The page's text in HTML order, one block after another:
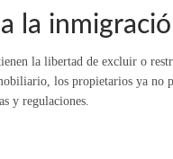
la
la libertad de excluir o
los propietarios ya no
y regulaciones.